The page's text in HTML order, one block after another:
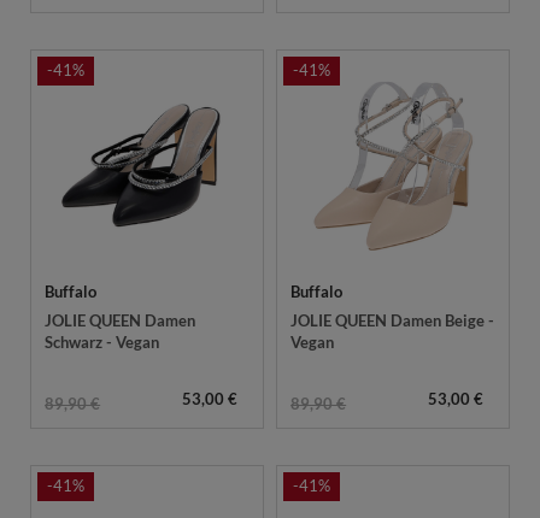
-41%
Buffalo
JOLIE QUEEN Damen
Schwarz - Vegan
89,90 € 53,00 €
-41%
Buffalo
JOLIE QUEEN Damen Beige -
Vegan
89,90 € 53,00 €
-41% -41%